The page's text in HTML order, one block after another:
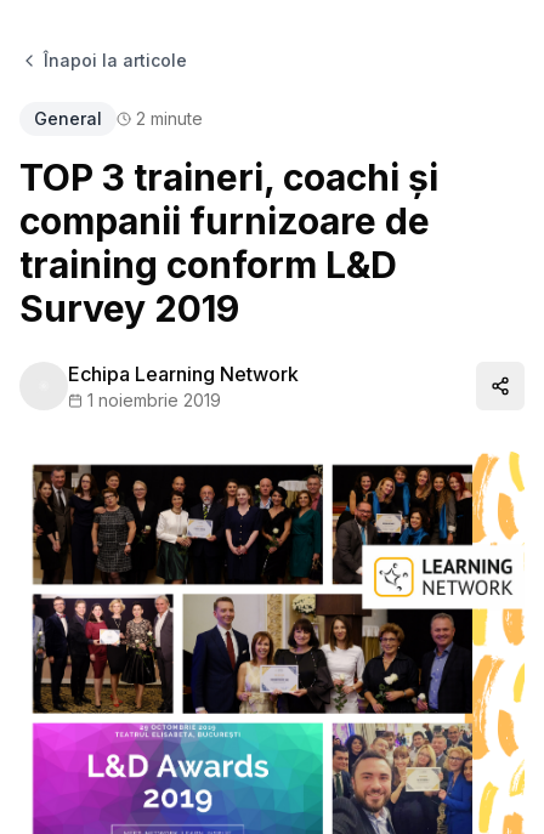
Înapoi la articole
General 2 minute
TOP 3 traineri, coachi și
companii furnizoare de
training conform L&D
Survey 2019
Echipa Learning Network
1 noiembrie 2019